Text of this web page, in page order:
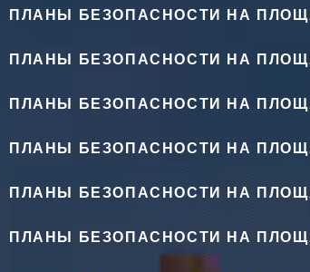
ПЛАНЫ БЕЗОПАСНОСТИ НА
ПЛАНЫ БЕЗОПАСНОСТИ НА
ПЛАНЫ БЕЗОПАСНОСТИ НА
ПЛАНЫ БЕЗОПАСНОСТИ НА
ПЛАНЫ БЕЗОПАСНОСТИ НА
ПЛАНЫ БЕЗОПАСНОСТИ НА